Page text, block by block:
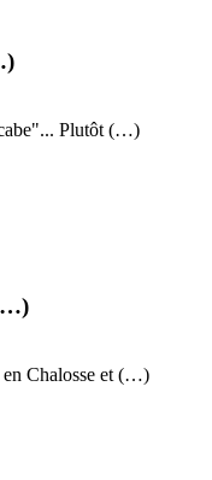
Plutôt (…)
Chalosse et (…)